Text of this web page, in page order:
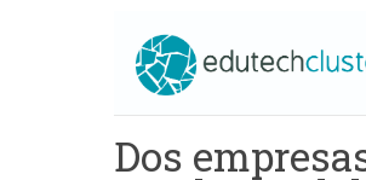
Dos